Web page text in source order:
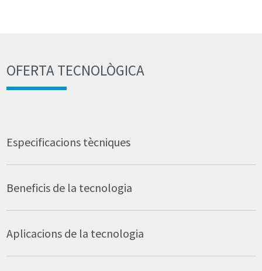
OFERTA TECNOLÒGICA
Especificacions tècniques
Beneficis de la tecnologia
Aplicacions de la tecnologia